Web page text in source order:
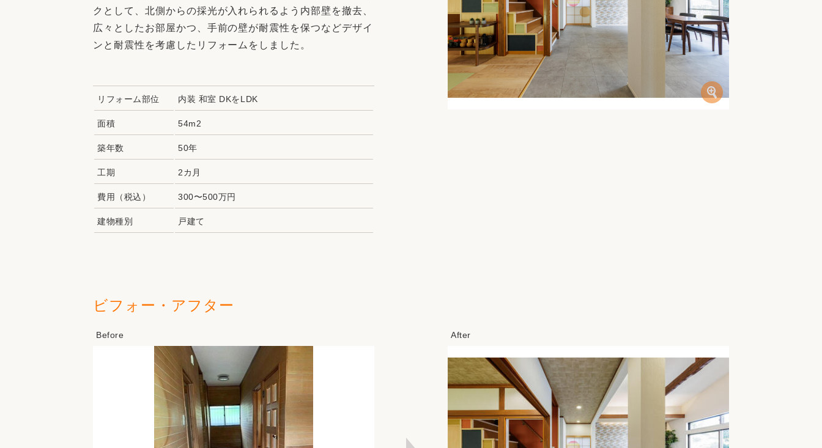
中古物件探しから性能向上リフォームをワン
ストップ
クとして、北側からの採光が入れられるよう内部壁を撤去、
広々としたお部屋かつ、手前の壁が耐震性を保つなどデザイ
ンと耐震性を考慮したリフォームをしました。
リフォーム部位 内装 和室 DKをLDK
面積 54m2
築年数 50年
工期 2カ月
費用（税込） 300〜500万円
建物種別 戸建て
ビフォー・アフター